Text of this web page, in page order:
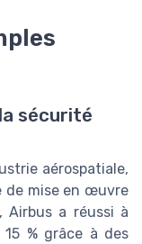
sécurité
aérospatiale,
de mise en œuvre
Airbus a réussi à
% grâce à des